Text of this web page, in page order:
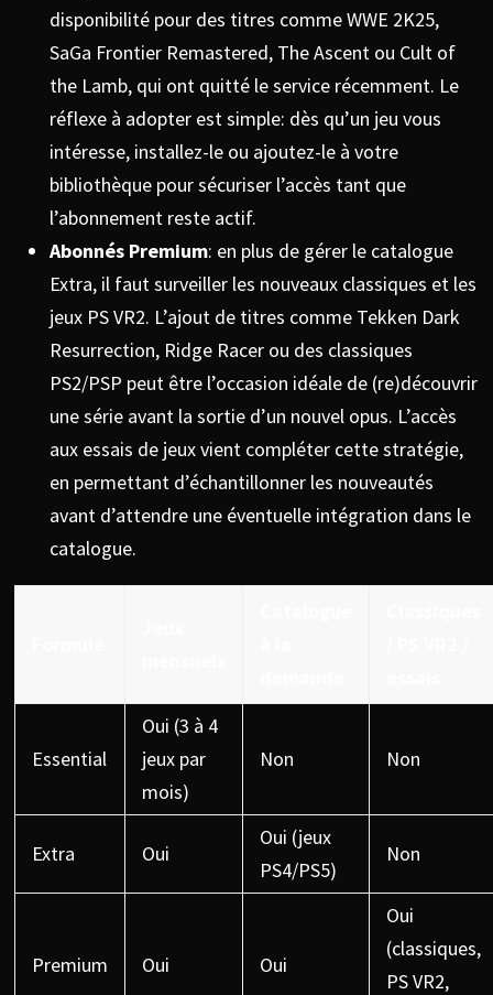
disponibilité pour des titres comme WWE 2K25,
SaGa Frontier Remastered, The Ascent ou Cult of
the Lamb, qui ont quitté le service récemment. Le
réflexe à adopter est simple: dès qu’un jeu vous
intéresse, installez-le ou ajoutez-le à votre
bibliothèque pour sécuriser l’accès tant que
l’abonnement reste actif.
Abonnés Premium: en plus de gérer le catalogue
Extra, il faut surveiller les nouveaux classiques et les
jeux PS VR2. L’ajout de titres comme Tekken Dark
Resurrection, Ridge Racer ou des classiques
PS2/PSP peut être l’occasion idéale de (re)découvrir
une série avant la sortie d’un nouvel opus. L’accès
aux essais de jeux vient compléter cette stratégie,
en permettant d’échantillonner les nouveautés
avant d’attendre une éventuelle intégration dans le
catalogue.
Essential
Oui (3 à 4
jeux par
mois)
Non Non
Extra Oui
Oui (jeux
PS4/PS5)
Non
Premium Oui Oui
Oui
(classiques,
PS VR2,